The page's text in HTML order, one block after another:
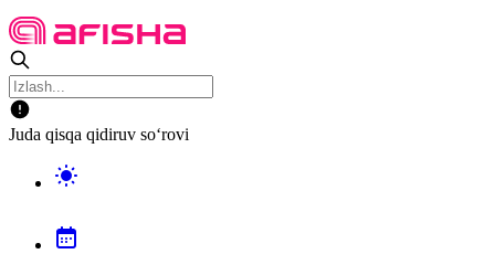
Juda qisqa qidiruv so‘rovi